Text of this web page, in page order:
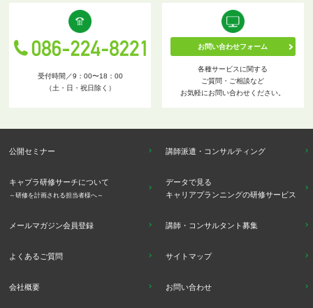
受付時間／9：00〜18：00
（土・日・祝日除く）
お問い合わせフォーム
各種サービスに関する
ご質問・ご相談など
お気軽にお問い合わせください。
公開セミナー 講師派遣・コンサルティング
キャプラ研修サーチについて
～研修を計画される担当者様へ～
データで見る
キャリアプランニングの研修サービス
メールマガジン会員登録 講師・コンサルタント募集
よくあるご質問 サイトマップ
会社概要 お問い合わせ